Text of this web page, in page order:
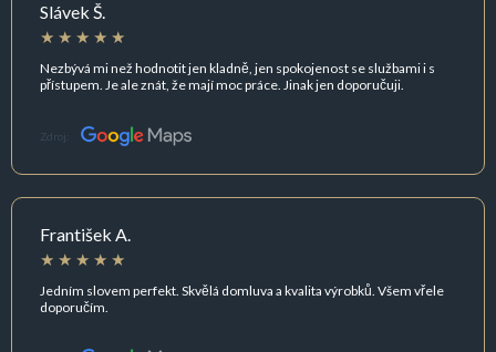
Slávek Š.
Nezbývá mi než hodnotit jen kladně, jen spokojenost se službami i s
přístupem. Je ale znát, že mají moc práce. Jinak jen doporučuji.
Zdroj:
František A.
Jedním slovem perfekt. Skvělá domluva a kvalita výrobků. Všem vřele
doporučím.